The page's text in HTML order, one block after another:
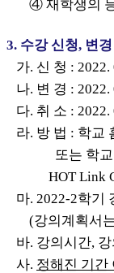
④ 재학생의
3. 수강 신청, 변
가. 신 청 :
나. 변 경 :
다. 취 소 :
라. 방 법 : 학교
또는 학교
HOT Link
마. 2022-2학기
(강의계획서
바. 강의시간,
사. 정해진 기간